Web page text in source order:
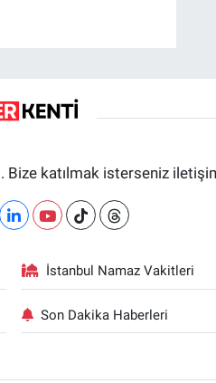
katılmak isterseniz
İstanbul Namaz Vakitleri
Son Dakika Haberleri